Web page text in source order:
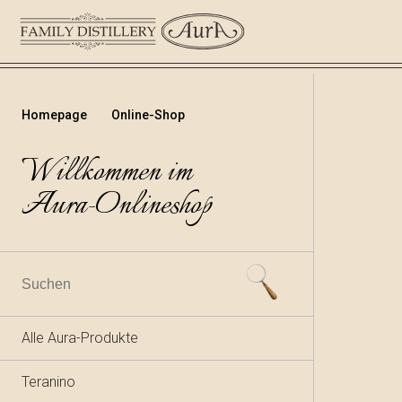
Homepage Online-Shop
Willkommen im
Aura-Onlineshop
Alle Aura-Produkte
Teranino